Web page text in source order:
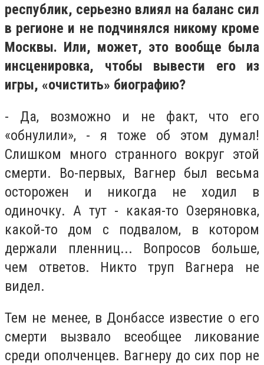
республик, серьезно влиял на баланс сил
в регионе и не подчинялся никому кроме
Москвы. Или, может, это вообще была
инсценировка, чтобы вывести его из
игры, «очистить» биографию?
- Да, возможно и не факт, что его
«обнулили», - я тоже об этом думал!
Слишком много странного вокруг этой
смерти. Во-первых, Вагнер был весьма
осторожен и никогда не ходил в
одиночку. А тут - какая-то Озеряновка,
какой-то дом с подвалом, в котором
держали пленниц... Вопросов больше,
чем ответов. Никто труп Вагнера не
видел.
Тем не менее, в Донбассе известие о его
смерти вызвало всеобщее ликование
среди ополченцев. Вагнеру до сих пор не